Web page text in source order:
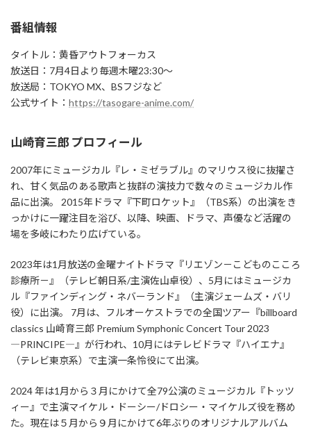
番組情報
タイトル：黄昏アウトフォーカス
放送日：7月4日より毎週木曜23:30～
放送局：TOKYO MX、BSフジなど
公式サイト： https://tasogare-anime.com/
山崎育三郎 プロフィール
2007年にミュージカル『レ・ミゼラブル』のマリウス役に抜擢さ
れ、甘く気品のある歌声と抜群の演技力で数々のミュージカル作
品に出演。 2015年ドラマ『下町ロケット』（TBS系）の出演をき
っかけに一躍注目を浴び、以降、映画、ドラマ、声優など活躍の
場を多岐にわたり広げている。
2023年は1月放送の金曜ナイトドラマ『リエゾン－こどものこころ
診療所－』（テレビ朝日系/主演佐山卓役）、5月にはミュージカ
ル『ファインディング・ネバーランド』（主演ジェームズ・バリ
役）に出演。 7月は、フルオーケストラでの全国ツアー『billboard
classics 山崎育三郎 Premium Symphonic Concert Tour 2023
―PRINCIPE―』が行われ、10月にはテレビドラマ『ハイエナ』
（テレビ東京系）で主演一条怜役にて出演。
2024 年は1月から３月にかけて全79公演のミュージカル『トッツ
ィー』で主演マイケル・ドーシー/ドロシー・マイケルズ役を務め
た。現在は５月から９月にかけて6年ぶりのオリジナルアルバム